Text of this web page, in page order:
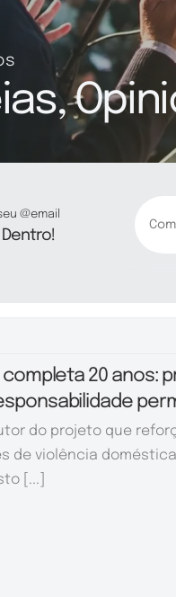
@email
Dentro!
completa 20 anos:
do projeto que
de violência
[...]